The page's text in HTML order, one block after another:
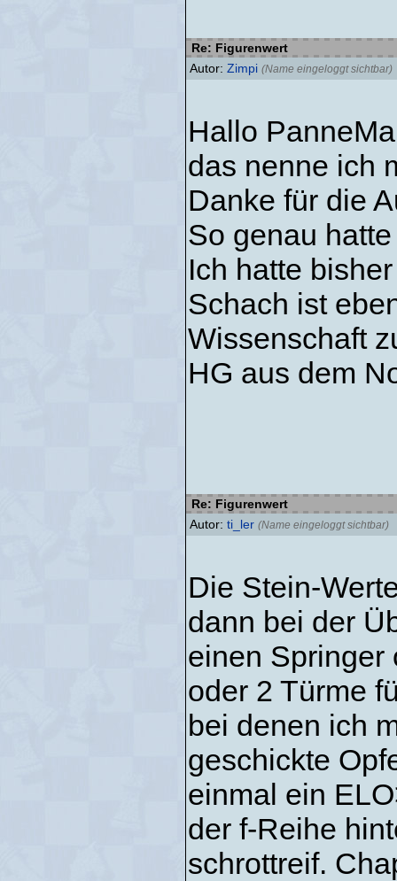
Re: Figurenwert
Autor: Zimpi (Name eingeloggt sichtbar)
Hallo
das nenne ich
Danke für die
So genau
Ich hatte
Schach ist
Wissenschaft
HG aus dem
Re: Figurenwert
Autor: ti_ler (Name eingeloggt sichtbar)
Die Stein-
dann bei der
einen Springer
oder 2 Türme
bei denen ich
geschickte
einmal ein
der f-Reihe
schrottreif.